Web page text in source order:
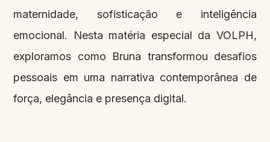
maternidade, sofisticação e inteligência
emocional. Nesta matéria especial da VOLPH,
exploramos como Bruna transformou desafios
pessoais em uma narrativa contemporânea de
força, elegância e presença digital.